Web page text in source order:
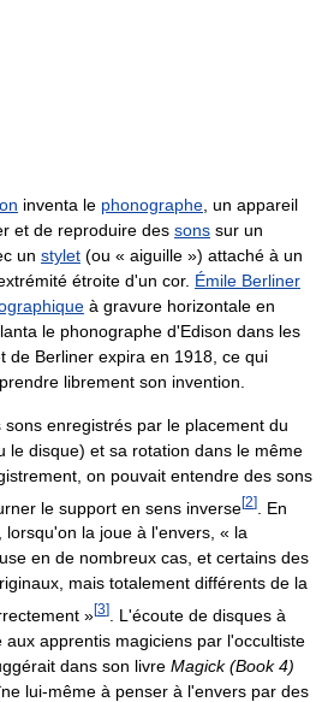
inventa le phonographe , un appareil
et de reproduire des sons sur un
un stylet (ou « aiguille ») attaché à un
étroite d'un cor. Émile Berliner
à gravure horizontale en
le phonographe d'Edison dans les
de Berliner expira en 1918, ce qui
librement son invention.
enregistrés par le placement du
le disque) et sa rotation dans le même
on pouvait entendre des sons
le support en sens inverse[2]
. En
lorsqu'on la joue à l'envers, « la
en de nombreux cas, et certains des
mais totalement différents de la
»[3]
. L'écoute de disques à
aux apprentis magiciens par l'occultiste
dans son livre Magick (Book 4)
lui-même à penser à l'envers par des